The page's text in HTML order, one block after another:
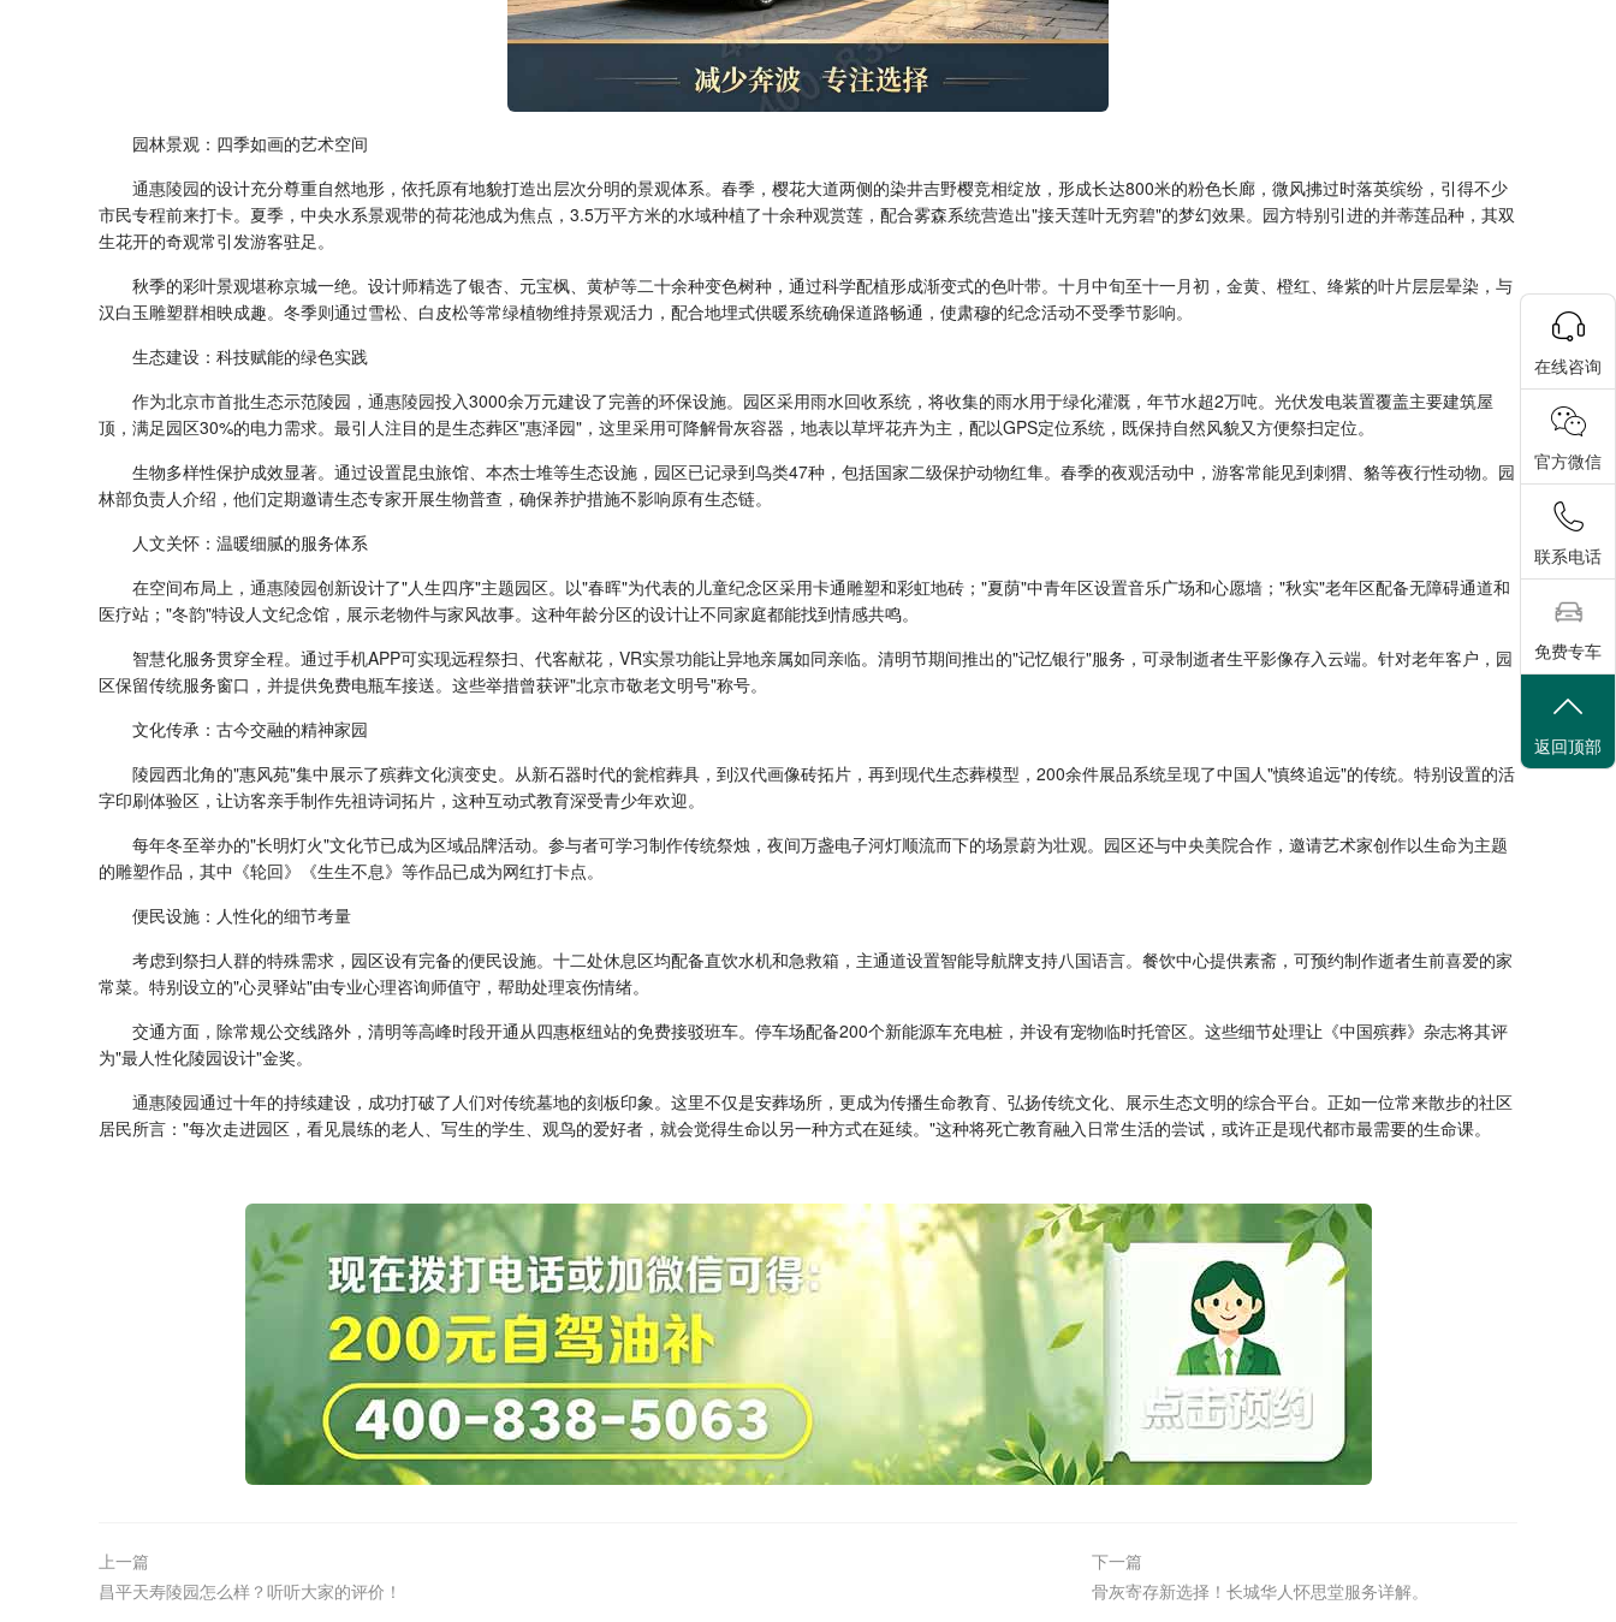
园林景观：四季如画的艺术空间
通惠陵园的设计充分尊重自然地形，依托原有地貌打造出层次分明的景观体系。春季，樱花大道两侧的染井吉野樱竞相绽放，形成长达800米的粉色长廊，微风拂过时落英缤纷，引得不少
市民专程前来打卡。夏季，中央水系景观带的荷花池成为焦点，3.5万平方米的水域种植了十余种观赏莲，配合雾森系统营造出"接天莲叶无穷碧"的梦幻效果。园方特别引进的并蒂莲品种，其双
生花开的奇观常引发游客驻足。
秋季的彩叶景观堪称京城一绝。设计师精选了银杏、元宝枫、黄栌等二十余种变色树种，通过科学配植形成渐变式的色叶带。十月中旬至十一月初，金黄、橙红、绛紫的叶片层层晕染，与
汉白玉雕塑群相映成趣。冬季则通过雪松、白皮松等常绿植物维持景观活力，配合地埋式供暖系统确保道路畅通，使肃穆的纪念活动不受季节影响。
生态建设：科技赋能的绿色实践
作为北京市首批生态示范陵园， 通惠陵园投入3000余万元建设了完善的环保设施。园区采用雨水回收系统，将收集的雨水用于绿化灌溉，年节水超2万吨。光伏发电装置覆盖主要建筑屋
顶，满足园区30%的电力需求。最引人注目的是生态葬区"惠泽园"，这里采用可降解骨灰容器，地表以草坪花卉为主，配以GPS定位系统，既保持自然风貌又方便祭扫定位。
生物多样性保护成效显著。通过设置昆虫旅馆、本杰士堆等生态设施，园区已记录到鸟类47种，包括国家二级保护动物红隼。春季的夜观活动中，游客常能见到刺猬、貉等夜行性动物。园
林部负责人介绍，他们定期邀请生态专家开展生物普查，确保养护措施不影响原有生态链。
人文关怀：温暖细腻的服务体系
在空间布局上， 通惠陵园创新设计了"人生四序"主题园区。以"春晖"为代表的儿童纪念区采用卡通雕塑和彩虹地砖；"夏荫"中青年区设置音乐广场和心愿墙；"秋实"老年区配备无障碍通道和
医疗站；"冬韵"特设人文纪念馆，展示老物件与家风故事。这种年龄分区的设计让不同家庭都能找到情感共鸣。
智慧化服务贯穿全程。通过手机APP可实现远程祭扫、代客献花，VR实景功能让异地亲属如同亲临。清明节期间推出的"记忆银行"服务，可录制逝者生平影像存入云端。针对老年客户，园
区保留传统服务窗口，并提供免费电瓶车接送。这些举措曾获评"北京市敬老文明号"称号。
文化传承：古今交融的精神家园
陵园西北角的"惠风苑"集中展示了殡葬文化演变史。从新石器时代的瓮棺葬具，到汉代画像砖拓片，再到现代生态葬模型，200余件展品系统呈现了中国人"慎终追远"的传统。特别设置的活
字印刷体验区，让访客亲手制作先祖诗词拓片，这种互动式教育深受青少年欢迎。
每年冬至举办的"长明灯火"文化节已成为区域品牌活动。参与者可学习制作传统祭烛，夜间万盏电子河灯顺流而下的场景蔚为壮观。园区还与中央美院合作，邀请艺术家创作以生命为主题
的雕塑作品，其中《轮回》《生生不息》等作品已成为网红打卡点。
便民设施：人性化的细节考量
考虑到祭扫人群的特殊需求，园区设有完备的便民设施。十二处休息区均配备直饮水机和急救箱，主通道设置智能导航牌支持八国语言。餐饮中心提供素斋，可预约制作逝者生前喜爱的家
常菜。特别设立的"心灵驿站"由专业心理咨询师值守，帮助处理哀伤情绪。
交通方面，除常规公交线路外，清明等高峰时段开通从四惠枢纽站的免费接驳班车。停车场配备200个新能源车充电桩，并设有宠物临时托管区。这些细节处理让《中国殡葬》杂志将其评
为"最人性化陵园设计"金奖。
通惠陵园通过十年的持续建设，成功打破了人们对传统墓地的刻板印象。这里不仅是安葬场所，更成为传播生命教育、弘扬传统文化、展示生态文明的综合平台。正如一位常来散步的社区
居民所言："每次走进园区，看见晨练的老人、写生的学生、观鸟的爱好者，就会觉得生命以另一种方式在延续。"这种将死亡教育融入日常生活的尝试，或许正是现代都市最需要的生命课。
上一篇
昌平天寿陵园怎么样？听听大家的评价！
下一篇
骨灰寄存新选择！长城华人怀思堂服务详解。
在线咨询
官方微信
联系电话
免费专车
返回顶部